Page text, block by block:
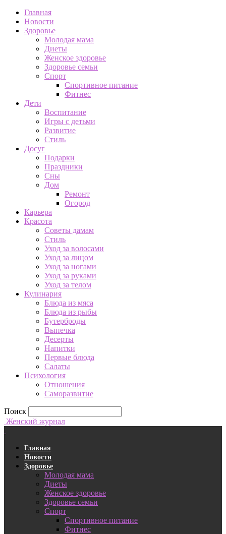
Главная
Новости
Здоровье
Молодая мама
Диеты
Женское здоровье
Здоровье семьи
Спорт
Спортивное питание
Фитнес
Дети
Воспитание
Игры с детьми
Развитие
Стиль
Досуг
Подарки
Праздники
Сны
Дом
Ремонт
Огород
Карьера
Красота
Советы дамам
Стиль
Уход за волосами
Уход за лицом
Уход за ногами
Уход за руками
Уход за телом
Кулинария
Блюда из мяса
Блюда из рыбы
Бутерброды
Выпечка
Десерты
Напитки
Первые блюда
Салаты
Психология
Отношения
Саморазвитие
Поиск
Женский журнал
Главная
Новости
Здоровье
Молодая мама
Диеты
Женское здоровье
Здоровье семьи
Спорт
Спортивное питание
Фитнес